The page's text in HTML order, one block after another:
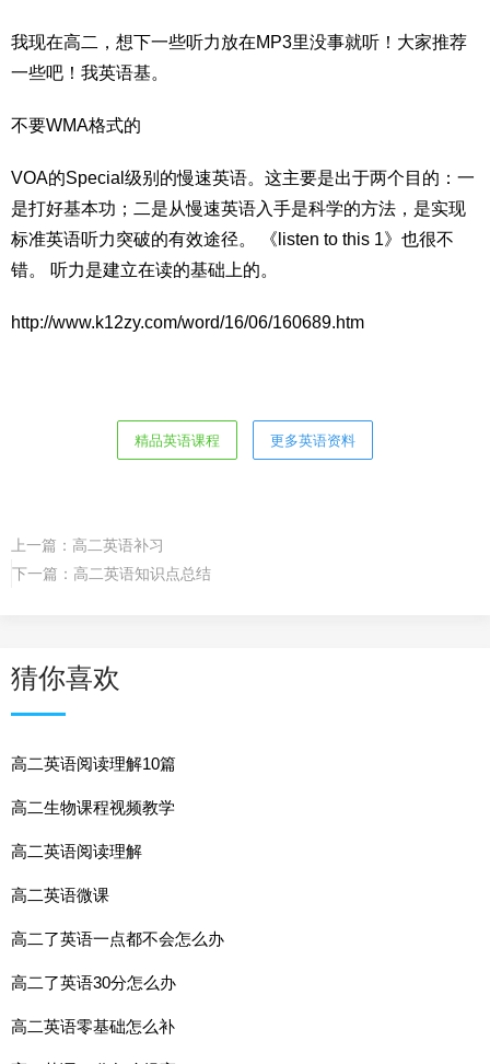
我现在高二，想下一些听力放在MP3里没事就听！大家推荐
一些吧！我英语基。
不要WMA格式的
VOA的Special级别的慢速英语。这主要是出于两个目的：一
是打好基本功；二是从慢速英语入手是科学的方法，是实现
标准英语听力突破的有效途径。 《listen to this 1》也很不
错。 听力是建立在读的基础上的。
http://www.k12zy.com/word/16/06/160689.htm
精品英语课程 更多英语资料
上一篇： 高二英语补习
下一篇： 高二英语知识点总结
猜你喜欢
高二英语阅读理解10篇
高二生物课程视频教学
高二英语阅读理解
高二英语微课
高二了英语一点都不会怎么办
高二了英语30分怎么办
高二英语零基础怎么补